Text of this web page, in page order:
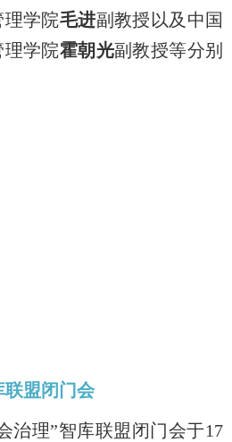
理学院毛进副教授以及中国
理学院霍朝光副教授等分别
联盟闭门会
治理”智库联盟闭门会于17